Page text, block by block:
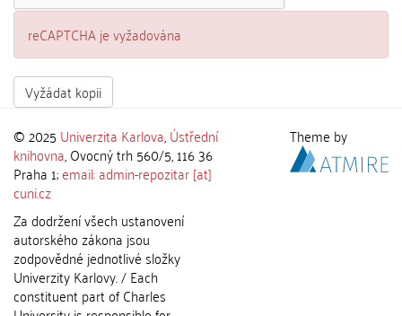
reCAPTCHA je vyžadována
Vyžádat kopii
© 2025 Univerzita Karlova,Ústřední
knihovna, Ovocný trh 560/5, 116 36
Praha 1;email: admin-repozitar [at]
cuni.cz
Za dodržení všech ustanovení
autorského zákona jsou
zodpovědné jednotlivé složky
Univerzity Karlovy. / Each
constituent part of Charles
Theme by